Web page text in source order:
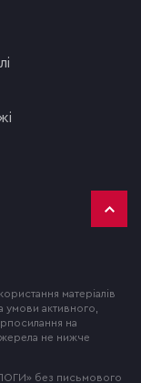
матеріалів
умови активного,
на
не нижче
без письмового